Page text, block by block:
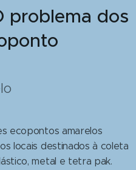
problema dos
ecopontos amarelos
locais destinados à coleta
metal e tetra pak.